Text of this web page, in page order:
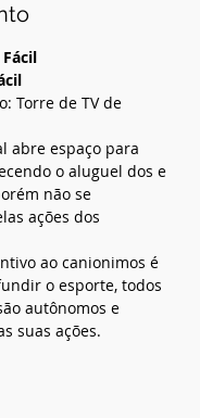
Fácil
Torre de TV de
abre espaço para
o aluguel dos e
não se
ações dos
ao canionimos é
o esporte, todos
autônomos e
suas ações.